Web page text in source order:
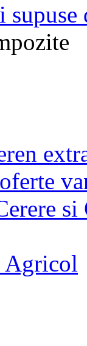
si
Agricol